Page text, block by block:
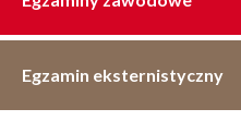
Egzamin eksternistyczny